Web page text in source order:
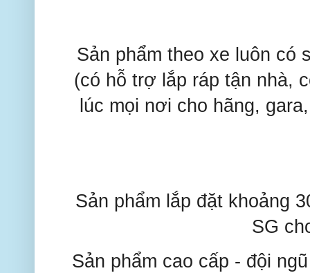
Sản phẩm theo xe luôn có
(có hỗ trợ lắp ráp tận nhà,
lúc mọi nơi cho hãng,
Sản phẩm lắp đặt khoảng
SG
Sản phẩm cao cấp - đội